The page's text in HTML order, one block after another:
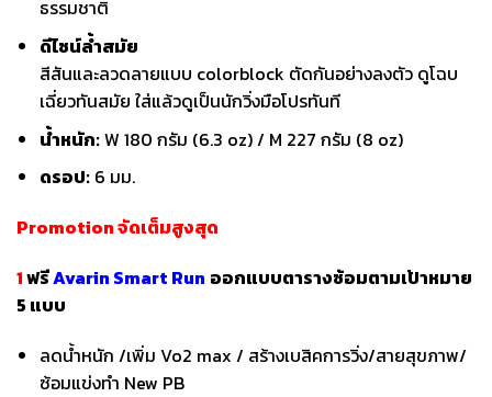
ธรรมชาติ
ดีไซน์ล้ำสมัย
สีสันและลวดลายแบบ colorblock ตัดกันอย่างลงตัว ดูโฉบ
เฉี่ยวทันสมัย ใส่แล้วดูเป็นนักวิ่งมือโปรทันที
น้ำหนัก:W 180 กรัม (6.3 oz) / M 227 กรัม (8 oz)
ดรอป:6 มม.
Promotion จัดเต็มสูงสุด
1ฟรีAvarin Smart Run ออกแบบตารางซ้อมตามเป้าหมาย
5 แบบ
ลดน้ำหนัก /เพิ่ม Vo2 max / สร้างเบสิคการวิ่ง/สายสุขภาพ/
ซ้อมแข่งทำ New PB